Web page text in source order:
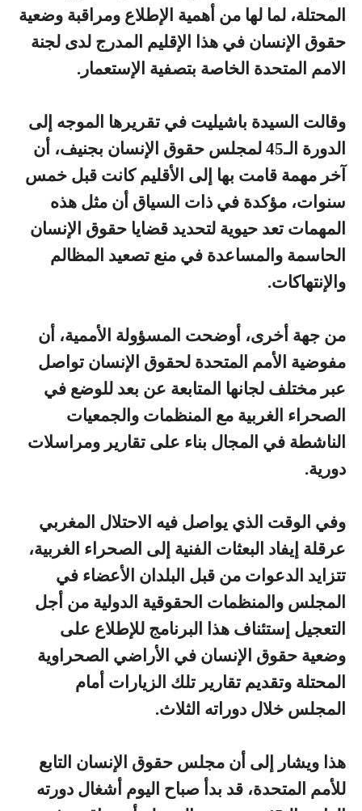
المحتلة، لما لها من أهمية الإطلاع ومراقبة وضعية
حقوق الإنسان في هذا الإقليم المدرج لدى لجنة
الامم المتحدة الخاصة بتصفية الإستعمار.
وقالت السيدة باشيليت في تقريرها الموجه إلى
الدورة الـ45 لمجلس حقوق الإنسان بجنيف، أن
آخر مهمة قامت بها إلى الأقليم كانت قبل خمس
سنوات، مؤكدة في ذات السياق أن مثل هذه
المهمات تعد حيوية لتحديد قضايا حقوق الإنسان
الحاسمة والمساعدة في منع تصعيد المظالم
والإنتهاكات.
من جهة أخرى، أوضحت المسؤولة الأممية، أن
مفوضية الأمم المتحدة لحقوق الإنسان تواصل
عبر مختلف لجانها المتابعة عن بعد للوضع في
الصحراء الغربية مع المنظمات والجمعيات
الناشطة في المجال بناء على تقارير ومراسلات
دورية.
وفي الوقت الذي يواصل فيه الاحتلال المغربي
عرقلة إيفاد البعثات الفنية إلى الصحراء الغربية،
تتزايد الدعوات من قبل البلدان الأعضاء في
المجلس والمنظمات الحقوقية الدولية من أجل
التعجيل إستئناف هذا البرنامج للإطلاع على
وضعية حقوق الإنسان في الأراضي الصحراوية
المحتلة وتقديم تقارير تلك الزيارات أمام
المجلس خلال دوراته الثلاث.
هذا ويشار إلى أن مجلس حقوق الإنسان التابع
للأمم المتحدة، قد بدأ صباح اليوم أشغال دورته